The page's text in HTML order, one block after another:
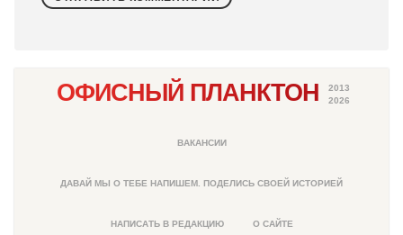
ОФИСНЫЙ ПЛАНКТОН
2013
2026
ВАКАНСИИ
ДАВАЙ МЫ О ТЕБЕ НАПИШЕМ. ПОДЕЛИСЬ СВОЕЙ ИСТОРИЕЙ
НАПИСАТЬ В РЕДАКЦИЮ О САЙТЕ